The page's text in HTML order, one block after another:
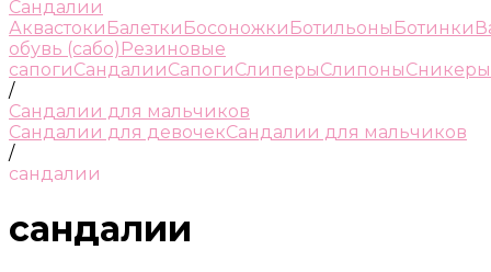
Сандалии
Аквастоки Балетки Босоножки Ботильоны Ботинки
обувь (сабо) Резиновые
сапогиСандалииСапогиСлиперыСлипоныСникеры
/
Сандалии для мальчиков
Сандалии для девочекСандалии для мальчиков
/
сандалии
сандалии